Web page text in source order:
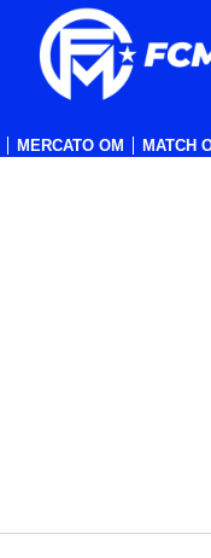
MERCATO OM MATCH